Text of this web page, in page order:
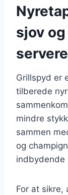
sjov
Grillspyd er
tilberede
mindre
sammen
og
indbydende
For at